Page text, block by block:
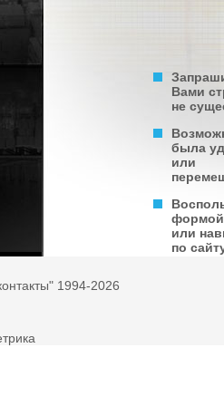
Вами
не
была
или
формой
или
по
1994-2026